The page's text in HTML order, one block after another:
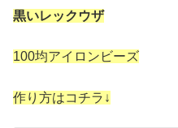
黒いレックウザ
100均アイロンビーズ
作り方はコチラ↓